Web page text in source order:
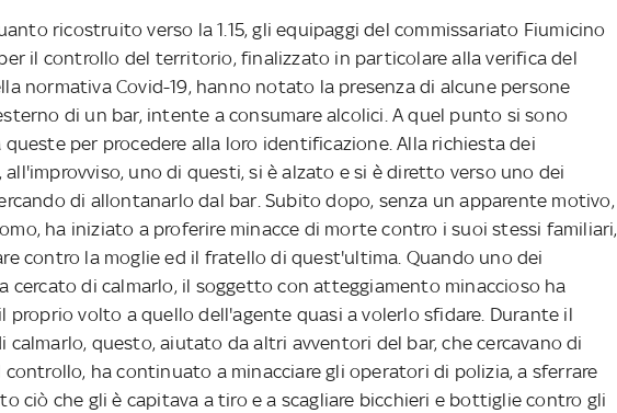
ricostruito verso la 1.15, gli equipaggi del commissariato Fiumicino
il controllo del territorio, finalizzato in particolare alla verifica del
normativa Covid-19, hanno notato la presenza di alcune persone
di un bar, intente a consumare alcolici. A quel punto si sono
queste per procedere alla loro identificazione. Alla richiesta dei
uno di questi, si è alzato e si è diretto verso uno dei
di allontanarlo dal bar. Subito dopo, senza un apparente motivo,
ha iniziato a proferire minacce di morte contro i suoi stessi familiari,
contro la moglie ed il fratello di quest'ultima. Quando uno dei
cercato di calmarlo, il soggetto con atteggiamento minaccioso ha
proprio volto a quello dell'agente quasi a volerlo sfidare. Durante il
questo, aiutato da altri avventori del bar, che cercavano di
ha continuato a minacciare gli operatori di polizia, a sferrare
ciò che gli è capitava a tiro e a scagliare bicchieri e bottiglie contro gli